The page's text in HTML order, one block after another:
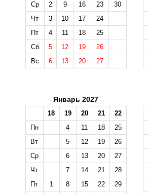
Ср
2 9 16 23
30
Чт
3 10 17
24
Пт
4 11 18
25
Сб
5 12 19
26
Вс
6 13 20 27
Январь 2027
18 19 20 21
22
Пн
4 11 18
25
Вт
5 12 19
26
Ср
6 13 20
27
Чт
7 14 21
28
Пт
1 8 15 22
29